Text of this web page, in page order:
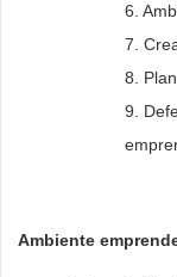
6.
7.
8.
9.
Ambiente